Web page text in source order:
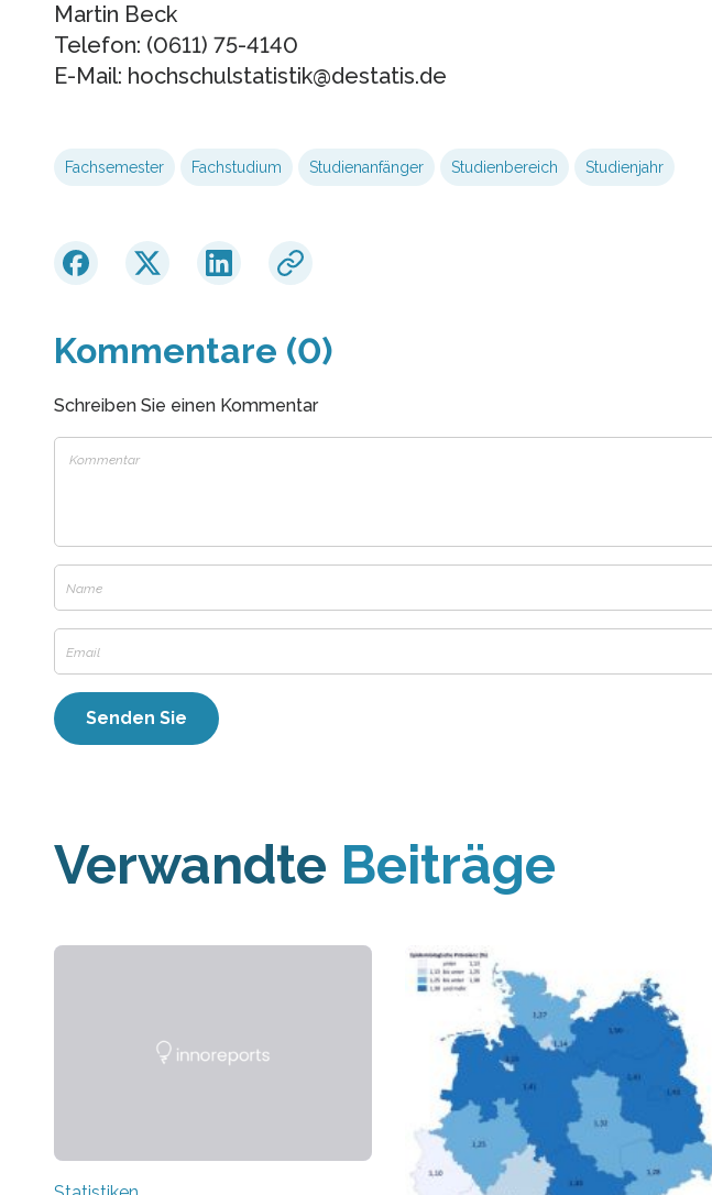
Martin Beck
Telefon: (0611) 75-4140
E-Mail: hochschulstatistik@destatis.de
Fachsemester Fachstudium Studienanfänger Studienbereich Studienjahr
Kommentare (0)
Schreiben Sie einen Kommentar
Verwandte Beiträge